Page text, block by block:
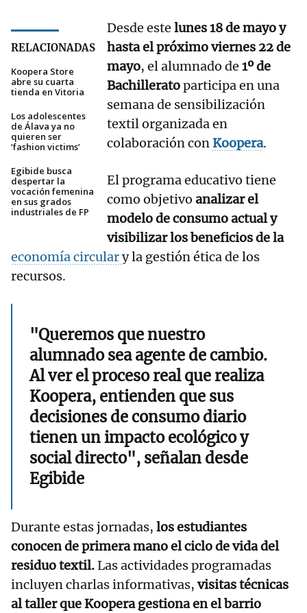
RELACIONADAS
Koopera Store
abre su cuarta
tienda en Vitoria
Los adolescentes
de Álava ya no
quieren ser
‘fashion victims’
Egibide busca
despertar la
vocación femenina
en sus grados
industriales de FP
Desde este lunes 18 de mayo y
hasta el próximo viernes 22 de
mayo, el alumnado de 1º de
Bachilleratoparticipa en una
semana de sensibilización
textil organizada en
colaboración conKoopera.
El programa educativo tiene
como objetivo analizar el
modelo de consumo actual y
visibilizar los beneficios de la
economía circulary la gestión ética de los
recursos.
"Queremos que nuestro
alumnado sea agente de cambio.
Al ver el proceso real que realiza
Koopera, entienden que sus
decisiones de consumo diario
tienen un impacto ecológico y
social directo", señalan desde
Egibide
Durante estas jornadas, los estudiantes
conocen de primera mano el ciclo de vida del
residuo textil.Las actividades programadas
incluyen charlas informativas, visitas técnicas
al taller que Koopera gestiona en el barrio